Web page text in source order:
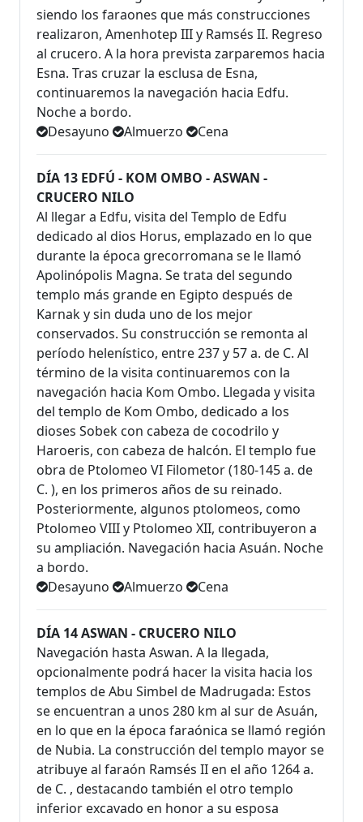
siendo los faraones que más construcciones
realizaron, Amenhotep III y Ramsés II. Regreso
al crucero. A la hora prevista zarparemos hacia
Esna. Tras cruzar la esclusa de Esna,
continuaremos la navegación hacia Edfu.
Noche a bordo.
Desayuno
Almuerzo Cena
DÍA 13 EDFÚ - KOM OMBO - ASWAN -
CRUCERO NILO
Al llegar a Edfu, visita del Templo de Edfu
dedicado al dios Horus, emplazado en lo que
durante la época grecorromana se le llamó
Apolinópolis Magna. Se trata del segundo
templo más grande en Egipto después de
Karnak y sin duda uno de los mejor
conservados. Su construcción se remonta al
período helenístico, entre 237 y 57 a. de C. Al
término de la visita continuaremos con la
navegación hacia Kom Ombo. Llegada y visita
del templo de Kom Ombo, dedicado a los
dioses Sobek con cabeza de cocodrilo y
Haroeris, con cabeza de halcón. El templo fue
obra de Ptolomeo VI Filometor (180-145 a. de
C. ), en los primeros años de su reinado.
Posteriormente, algunos ptolomeos, como
Ptolomeo VIII y Ptolomeo XII, contribuyeron a
su ampliación. Navegación hacia Asuán. Noche
a bordo.
Desayuno
Almuerzo Cena
DÍA 14 ASWAN - CRUCERO NILO
Navegación hasta Aswan. A la llegada,
opcionalmente podrá hacer la visita hacia los
templos de Abu Simbel de Madrugada: Estos
se encuentran a unos 280 km al sur de Asuán,
en lo que en la época faraónica se llamó región
de Nubia. La construcción del templo mayor se
atribuye al faraón Ramsés II en el año 1264 a.
de C. , destacando también el otro templo
inferior excavado en honor a su esposa